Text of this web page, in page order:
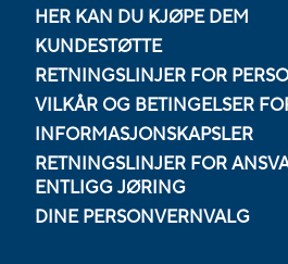
HER KAN DU KJØPE DEM
KUNDESTØTTE
RETNINGSLINJER FOR
VILKÅR OG BETINGELSER
INFORMASJONSKAPSLER
RETNINGSLINJER FOR
ENTLIGG JØRING
DINE PERSONVERNVALG